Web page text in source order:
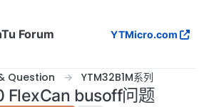
Forum
YTMicro.com
Question YTM32B1M系列
FlexCan busoff问题